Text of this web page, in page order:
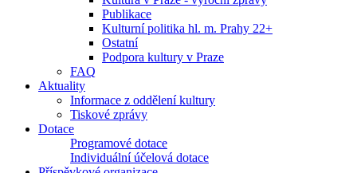
Publikace
Kulturní politika hl. m. Prahy 22+
Ostatní
Podpora kultury v Praze
FAQ
Aktuality
Informace z oddělení kultury
Tiskové zprávy
Dotace
Programové dotace
Individuální účelová dotace